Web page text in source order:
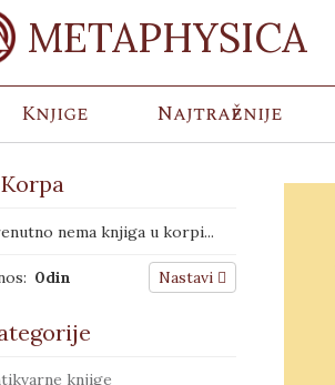
METAPHYSICA
Knjige Najtraženije
Korpa
nema knjiga u korpi...
0din Nastavi
knjige